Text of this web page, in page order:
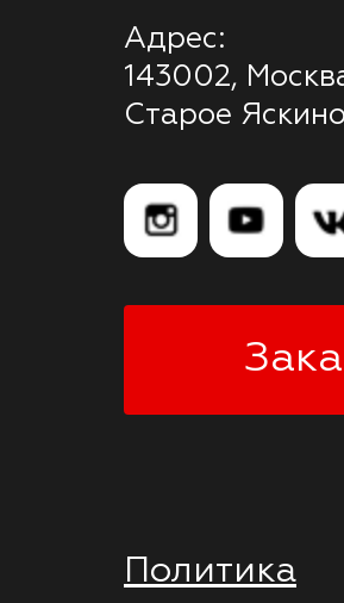
Адрес:
143002,
Старое
Политика